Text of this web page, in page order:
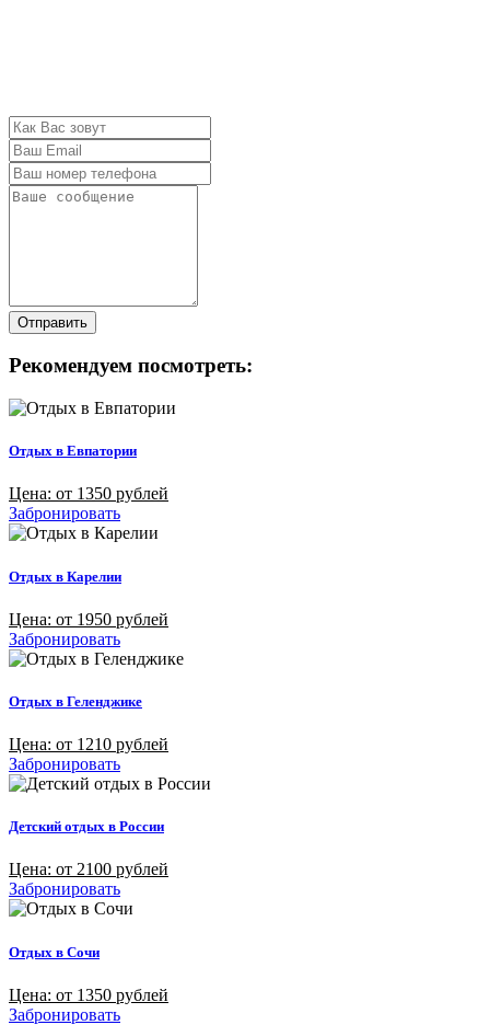
Отправить
Рекомендуем посмотреть:
Отдых в Евпатории
Цена: от 1350 рублей
Забронировать
Отдых в Карелии
Цена: от 1950 рублей
Забронировать
Отдых в Геленджике
Цена: от 1210 рублей
Забронировать
Детский отдых в России
Цена: от 2100 рублей
Забронировать
Отдых в Сочи
Цена: от 1350 рублей
Забронировать